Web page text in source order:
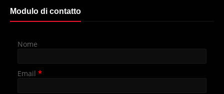
Modulo di contatto
Nome
Email *